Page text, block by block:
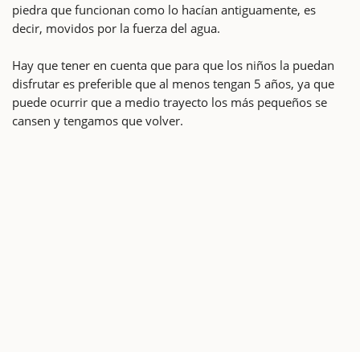
piedra que funcionan como lo hacían antiguamente, es
decir, movidos por la fuerza del agua.
Hay que tener en cuenta que para que los niños la puedan
disfrutar es preferible que al menos tengan 5 años, ya que
puede ocurrir que a medio trayecto los más pequeños se
cansen y tengamos que volver.